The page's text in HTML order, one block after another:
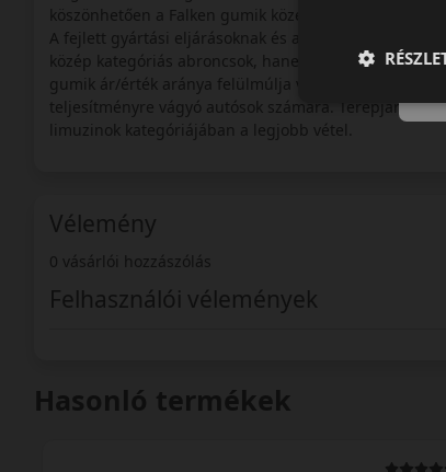
köszönhetően a Falken gumik közép kategóriás
A fejlett gyártási eljárásoknak és a folyamatos
közép kategóriás abroncsok, hanem a prémium
gumik ár/érték aránya felülmúlja valamennyi felső
teljesítményre vágyó autósok számára. Terepjárók
limuzinok kategóriájában a legjobb vétel.
Vélemény
0 vásárlói hozzászólás
Felhasználói vélemények
Hasonló termékek